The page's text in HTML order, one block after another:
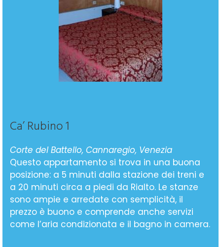
Ca’ Rubino 1
Corte del Battello, Cannaregio, Venezia
Questo appartamento si trova in una buona
posizione: a 5 minuti dalla stazione dei treni e
a 20 minuti circa a piedi da Rialto. Le stanze
sono ampie e arredate con semplicità, il
prezzo è buono e comprende anche servizi
come l’aria condizionata e il bagno in camera.